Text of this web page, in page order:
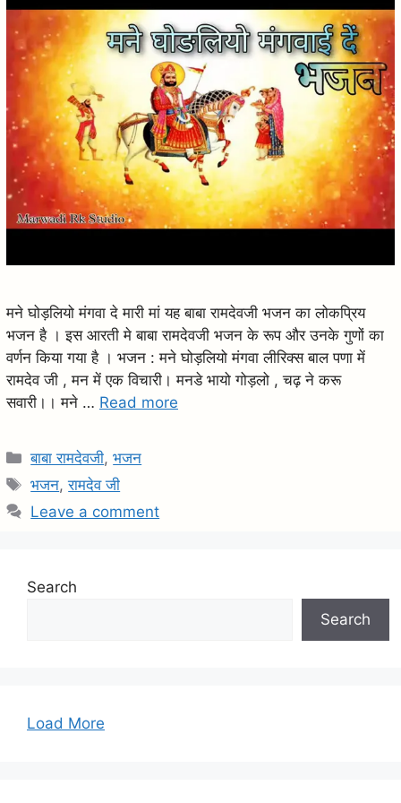
मने घोड़लियो मंगवा दे मारी मां यह बाबा रामदेवजी भजन का लोकप्रिय
भजन है । इस आरती मे बाबा रामदेवजी भजन के रूप और उनके गुणों का
वर्णन किया गया है । भजन : मने घोड़लियो मंगवा लीरिक्स बाल पणा में
रामदेव जी , मन में एक विचारी। मनडे भायो गोड़लो , चढ़ ने करू
सवारी।। मने … Read more
C
a
e
r
बाबा रामदेवजी,भजन
T
a
भजन,रामदेव जी
Leave a comment
Search
Search
Load More